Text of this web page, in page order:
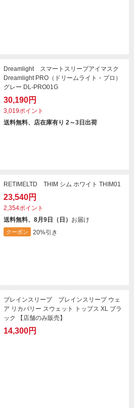
Dreamlight スマートスリープアイマスク
Dreamlight PRO（ドリームライト・プロ）
グレー DL-PRO01G
30,190円
3,019ポイント
送料無料、店在庫有り 2～3日出荷
RETIMELTD THIM シム ホワイト THIM01
23,540円
2,354ポイント
送料無料、8月9日（日） お届け
クーポン 20%引き
ブレインスリープ ブレインスリープ ウェ
ア リカバリー スウェット トップス XL ブラ
ック 【店舗のみ販売】
14,300円